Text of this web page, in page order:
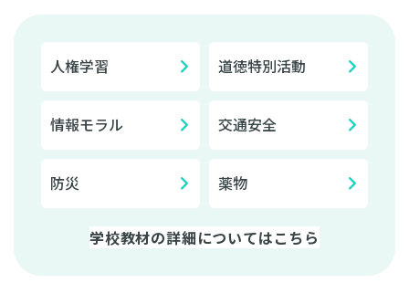
人権学習 道徳特別活動
情報モラル 交通安全
防災 薬物
学校教材の詳細についてはこちら